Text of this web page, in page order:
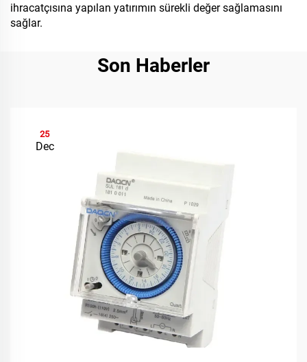
ihracatçısına yapılan yatırımın sürekli değer sağlamasını
sağlar.
Son Haberler
25
Dec